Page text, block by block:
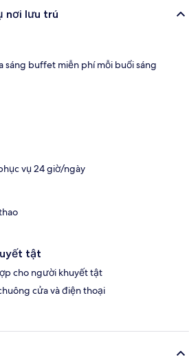
nơi lưu trú
sáng buffet miễn phí mỗi buổi sáng
vụ 24 giờ/ngày
tật
cho người khuyết tật
cửa và điện thoại